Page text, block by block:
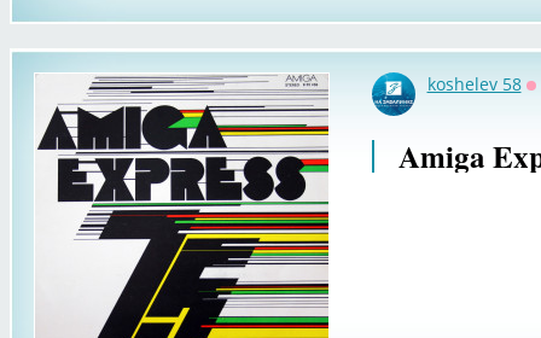
koshelev 58
Amiga